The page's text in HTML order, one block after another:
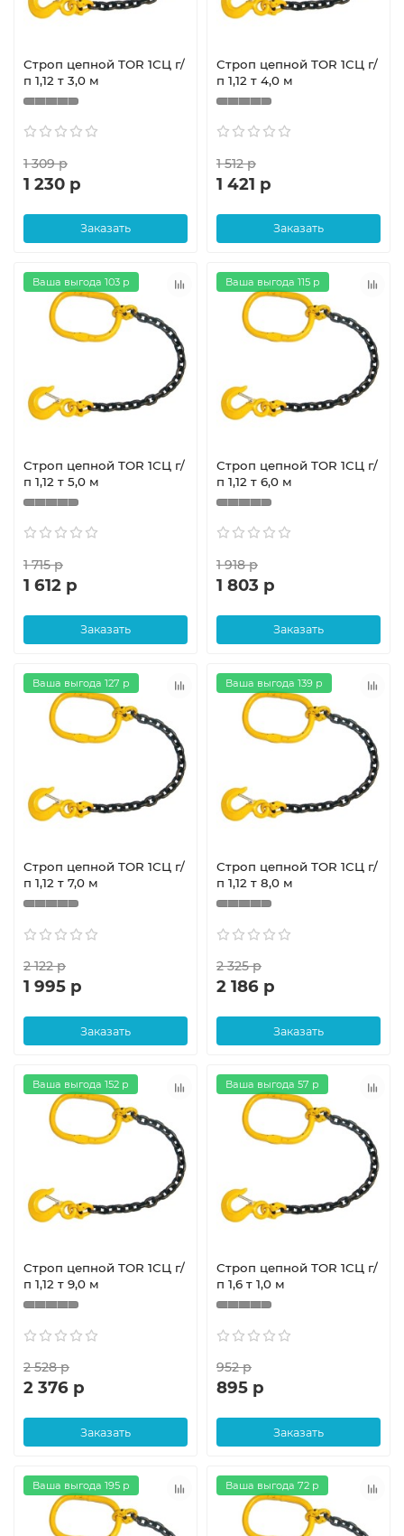
Строп цепной TOR 1СЦ г/
п 1,12 т 3,0 м
1 309 р
1 230 р
Заказать
Строп цепной TOR 1СЦ г/
п 1,12 т 4,0 м
1 512 р
1 421 р
Заказать
Ваша выгода 103 р
Строп цепной TOR 1СЦ г/
п 1,12 т 5,0 м
1 715 р
1 612 р
Заказать
Ваша выгода 115 р
Строп цепной TOR 1СЦ г/
п 1,12 т 6,0 м
1 918 р
1 803 р
Заказать
Ваша выгода 127 р
Строп цепной TOR 1СЦ г/
п 1,12 т 7,0 м
2 122 р
1 995 р
Заказать
Ваша выгода 139 р
Строп цепной TOR 1СЦ г/
п 1,12 т 8,0 м
2 325 р
2 186 р
Заказать
Ваша выгода 152 р
Строп цепной TOR 1СЦ г/
п 1,12 т 9,0 м
2 528 р
2 376 р
Заказать
Ваша выгода 57 р
Строп цепной TOR 1СЦ г/
п 1,6 т 1,0 м
952 р
895 р
Заказать
Ваша выгода 195 р Ваша выгода 72 р